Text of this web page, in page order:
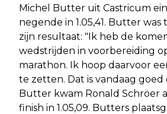
Michel Butter uit Castricum
negende in 1.05,41. Butter
zijn resultaat: "Ik heb de
wedstrijden in voorbereiding
marathon. Ik hoop daarvoor
te zetten. Dat is vandaag
Butter kwam Ronald Schröer
finish in 1.05,09. Butters